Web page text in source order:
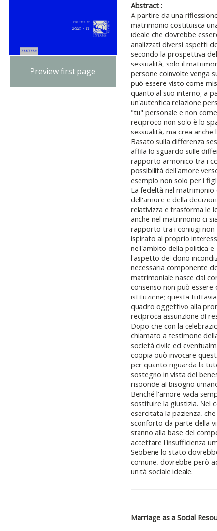
Preview first page
Abstract :
A partire da una
matrimonio costituisca
ideale che dovrebbe
analizzati diversi aspetti
secondo la prospettiva
sessualità, solo il
persone coinvolte venga
può essere visto come
quanto al suo interno, a
un'autentica relazione
"tu" personale e non
reciproco non solo è lo
sessualità, ma crea
Basato sulla differenza
affila lo sguardo sulle
rapporto armonico tra i
possibilità dell'amore
esempio non solo per i
La fedeltà nel matrimonio
dell'amore e della
relativizza e trasforma le
anche nel matrimonio ci
rapporto tra i coniugi
ispirato al proprio
nell'ambito della politica e
l'aspetto del dono
necessaria componente
matrimoniale nasce dal
consenso non può
istituzione; questa
quadro oggettivo alla
reciproca assunzione di
Dopo che con la
chiamato a testimone
società civile ed
coppia può invocare
per quanto riguarda la
sostegno in vista del
risponde al bisogno
Benché l'amore vada
sostituire la giustizia. Nel
esercitata la pazienza,
sconforto da parte della
stanno alla base del
accettare l'insufficienza
Sebbene lo stato
comune, dovrebbe però
unità sociale ideale.
Marriage as a Social